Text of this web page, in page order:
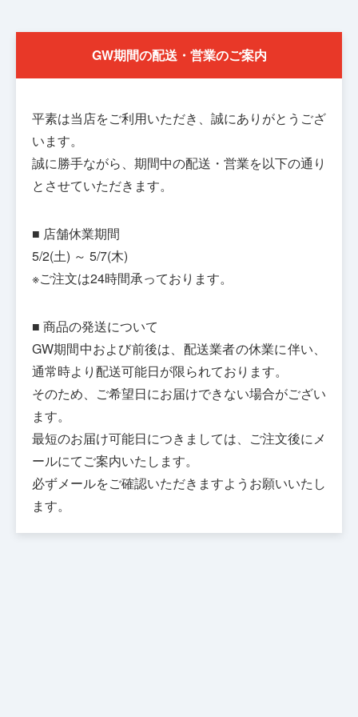
GW期間の配送・営業のご案内
平素は当店をご利用いただき、誠にありがとうござ
います。
誠に勝手ながら、期間中の配送・営業を以下の通り
とさせていただきます。
■ 店舗休業期間
5/2(土) ～ 5/7(木)
※ご注文は24時間承っております。
■ 商品の発送について
GW期間中および前後は、配送業者の休業に伴い、
通常時より配送可能日が限られております。
そのため、ご希望日にお届けできない場合がござい
ます。
最短のお届け可能日につきましては、ご注文後にメ
ールにてご案内いたします。
必ずメールをご確認いただきますようお願いいたし
ます。